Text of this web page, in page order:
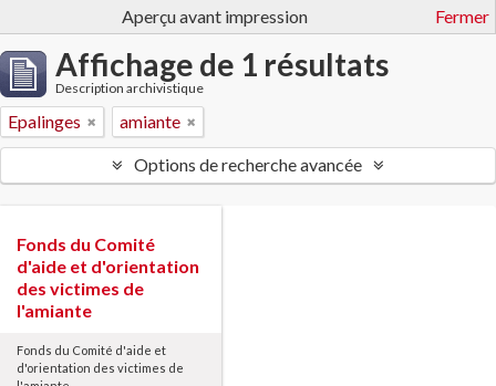
Aperçu avant impression Fermer
Affichage de 1 résultats
Description archivistique
Epalinges amiante
Options de recherche avancée
Fonds du Comité
d'aide et d'orientation
des victimes de
l'amiante
Fonds du Comité d'aide et
d'orientation des victimes de